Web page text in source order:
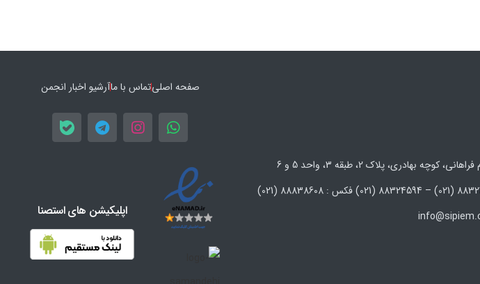
بهادری، پلاک 2، طبقه 3، واحد 5 و 6
صفحه اصلیتماس با ماآرشیو اخبار انجمن
اپلیکیشن های استصنا